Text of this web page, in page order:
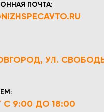
ПОЧТА:
УЛ.
С 9:00 ДО 18:00